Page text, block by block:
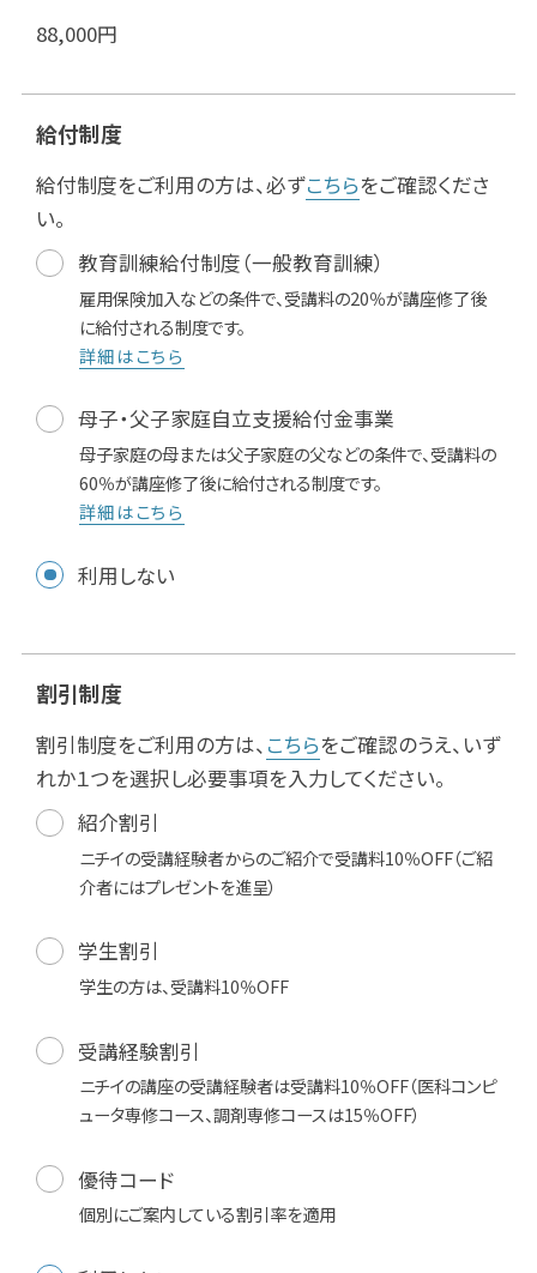
88,000円
給付制度
給付制度をご利用の方は、必ずこちらをご確認くださ
い。
教育訓練給付制度（一般教育訓練）
雇用保険加入などの条件で、受講料の20％が講座修了後
に給付される制度です。
詳細はこちら
母子・父子家庭自立支援給付金事業
母子家庭の母または父子家庭の父などの条件で、受講料の
60％が講座修了後に給付される制度です。
詳細はこちら
利用しない
割引制度
割引制度をご利用の方は、 こちらをご確認のうえ、いず
れか１つを選択し必要事項を入力してください。
紹介割引
ニチイの受講経験者からのご紹介で受講料10％OFF（ご紹
介者にはプレゼントを進呈）
学生割引
学生の方は、受講料10％OFF
受講経験割引
ニチイの講座の受講経験者は受講料10％OFF（医科コンピ
ュータ専修コース、調剤専修コースは15％OFF）
優待コード
個別にご案内している割引率を適用